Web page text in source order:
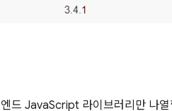
드 JavaScript 라이브러리만 나